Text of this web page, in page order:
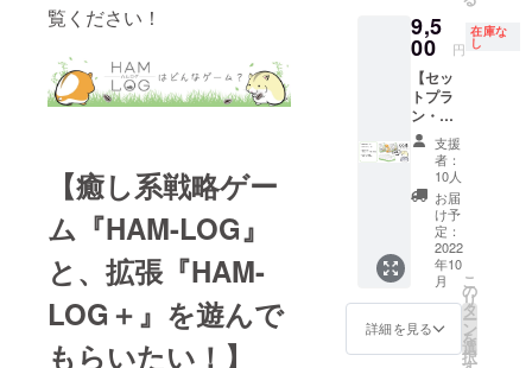
覧ください！
【癒し系戦略ゲー
ム『HAM-LOG』
と、拡張『HAM-
LOG＋』を遊んで
もらいたい！】
ト（非
売品）
ハムス
ターの
名刺
全種１
０枚
（非売
品）
9,5
00 円
在庫な
し
【セッ
トプラ
ン・早
割】
『HAM-
LOG』
１個
『HAM-
LOG
＋』１
個 混ぜ
て遊べ
る！特
別な
カー
ド ３
支援
者：
10人
お届
け予
定：
2022
年10
月
詳細を見る
こ
の
リ
タ
ー
ン
を
選
択